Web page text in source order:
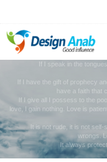
If I speak in the
If I have the gift of prophecy
have a faith that
If I give all I possess to the
love, I gain nothing. Love is
It is not rude, it is not
wrongs.
It always